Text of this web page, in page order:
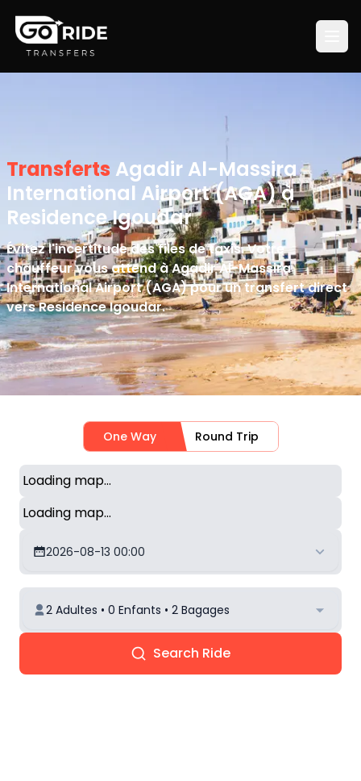
Transferts Agadir Al-Massira
International Airport (AGA) à
Residence Igoudar
Évitez l'incertitude des files de taxis. Votre
chauffeur vous attend à Agadir Al-Massira
International Airport (AGA) pour un transfert direct
vers Residence Igoudar.
One Way Round Trip
Loading map...
Loading map...
2026-08-13 00:00
2 Adultes • 0 Enfants • 2 Bagages
Search Ride